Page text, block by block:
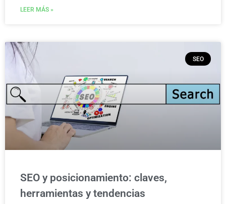
LEER MÁS »
SEO
SEO y posicionamiento: claves,
herramientas y tendencias